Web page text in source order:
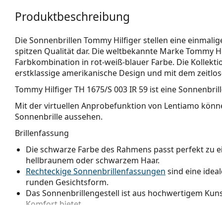
Produktbeschreibung
Die Sonnenbrillen Tommy Hilfiger stellen eine
spitzen Qualität dar. Die weltbekannte Marke Tommy
Farbkombination in rot-weiß-blauer Farbe. Die
erstklassige amerikanische Design und mit dem
Tommy Hilfiger TH 1675/S 003 IR 59 ist eine
Mit der virtuellen Anprobefunktion von Lentiamo
Sonnenbrille aussehen.
Brillenfassung
Die schwarze Farbe des Rahmens passt perfekt
hellbraunem oder schwarzem Haar.
Rechteckige Sonnenbrillenfassungen sind eine
runden Gesichtsform.
Das Sonnenbrillengestell ist aus hochwertigem